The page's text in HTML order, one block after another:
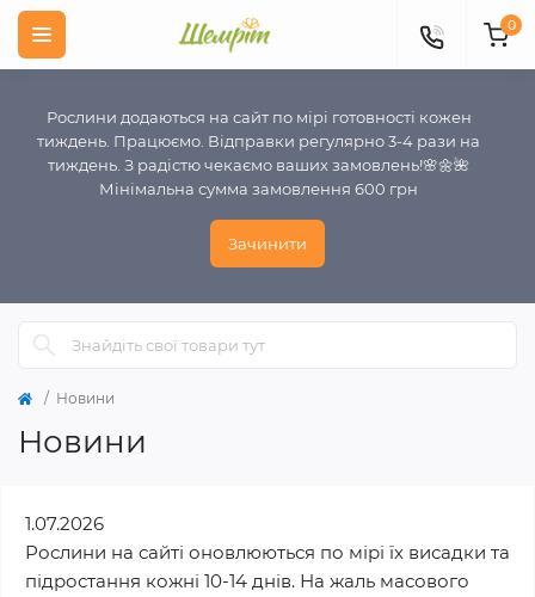
Рослини додаються на сайт по мірі готовності кожен
тиждень. Працюємо. Відправки регулярно 3-4 рази на
тиждень. З радістю чекаємо ваших замовлень!🌸🌼🌺
Мінімальна сумма замовлення 600 грн
Зачинити
0
Новини
Новини
1.07.2026
Рослини на сайті оновлюються по мірі їх висадки та
підростання кожні 10-14 днів. На жаль масового